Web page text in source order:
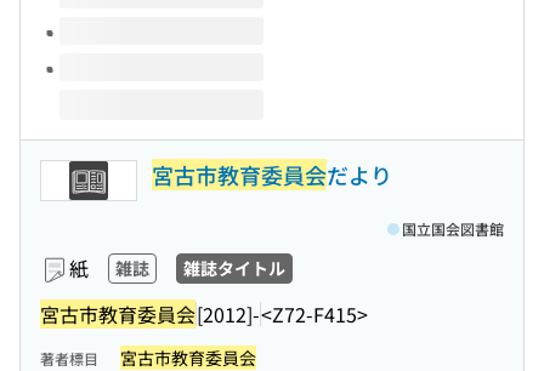
宮古市教育委員会だより
紙 雑誌 雑誌タイトル
宮古市教育委員会[2012]-<Z72-F415>
国立国会図書館
著者標目 宮古市教育委員会